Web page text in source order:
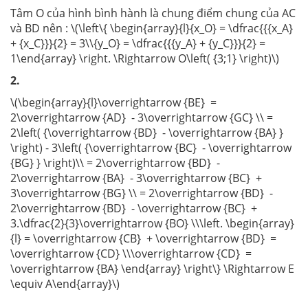
Tâm O của hình bình hành là chung điểm chung của AC
và BD nên : \(\left\{ \begin{array}{l}{x_O} = \dfrac{{{x_A}
+ {x_C}}}{2} = 3\\{y_O} = \dfrac{{{y_A} + {y_C}}}{2} =
1\end{array} \right. \Rightarrow O\left( {3;1} \right)\)
2.
\(\begin{array}{l}\overrightarrow {BE} =
2\overrightarrow {AD} - 3\overrightarrow {GC} \\ =
2\left( {\overrightarrow {BD} - \overrightarrow {BA} }
\right) - 3\left( {\overrightarrow {BC} - \overrightarrow
{BG} } \right)\\ = 2\overrightarrow {BD} -
2\overrightarrow {BA} - 3\overrightarrow {BC} +
3\overrightarrow {BG} \\ = 2\overrightarrow {BD} -
2\overrightarrow {BD} - \overrightarrow {BC} +
3.\dfrac{2}{3}\overrightarrow {BO} \\\left. \begin{array}
{l} = \overrightarrow {CB} + \overrightarrow {BD} =
\overrightarrow {CD} \\\overrightarrow {CD} =
\overrightarrow {BA} \end{array} \right\} \Rightarrow E
\equiv A\end{array}\)